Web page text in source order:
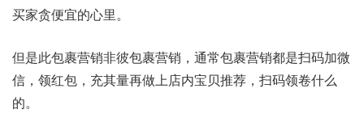
买家贪便宜的心里。
但是此包裹营销非彼包裹营销，通常包裹营销都是扫码加微
信，领红包，充其量再做上店内宝贝推荐，扫码领卷什么
的。